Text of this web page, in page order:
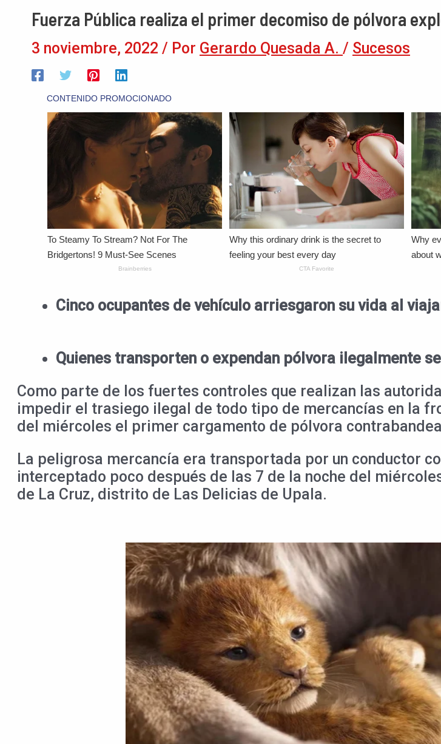
Fuerza Pública realiza el primer decomiso de pólvora
3 noviembre, 2022 / Por Gerardo Quesada A. / Sucesos
Cinco ocupantes de vehículo arriesgaron su vida al
Quienes transporten o expendan pólvora ilegalmente
Como parte de los fuertes controles que realizan las
impedir el trasiego ilegal de todo tipo de mercancías en la
del miércoles el primer cargamento de pólvora
La peligrosa mercancía era transportada por un conductor
interceptado poco después de las 7 de la noche del
de La Cruz, distrito de Las Delicias de Upala.